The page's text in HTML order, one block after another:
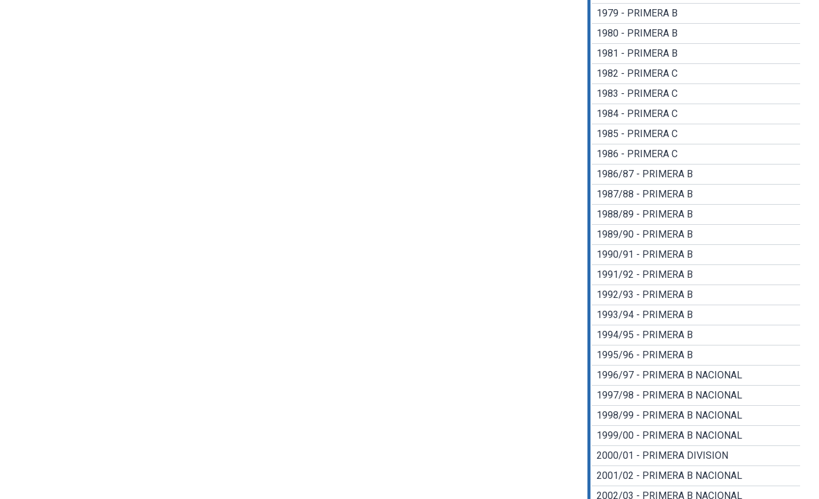
1979 - PRIMERA B
1980 - PRIMERA B
1981 - PRIMERA B
1982 - PRIMERA C
1983 - PRIMERA C
1984 - PRIMERA C
1985 - PRIMERA C
1986 - PRIMERA C
1986/87 - PRIMERA B
1987/88 - PRIMERA B
1988/89 - PRIMERA B
1989/90 - PRIMERA B
1990/91 - PRIMERA B
1991/92 - PRIMERA B
1992/93 - PRIMERA B
1993/94 - PRIMERA B
1994/95 - PRIMERA B
1995/96 - PRIMERA B
1996/97 - PRIMERA B NACIONAL
1997/98 - PRIMERA B NACIONAL
1998/99 - PRIMERA B NACIONAL
1999/00 - PRIMERA B NACIONAL
2000/01 - PRIMERA DIVISION
2001/02 - PRIMERA B NACIONAL
2002/03 - PRIMERA B NACIONAL